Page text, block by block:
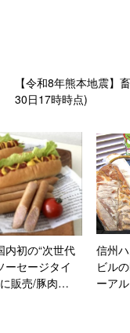
【令和8年熊本地震】
30日17時時点)
内初の“次世代
ーセージタイ
販売/豚肉
信州
ビル
ーア
井沢